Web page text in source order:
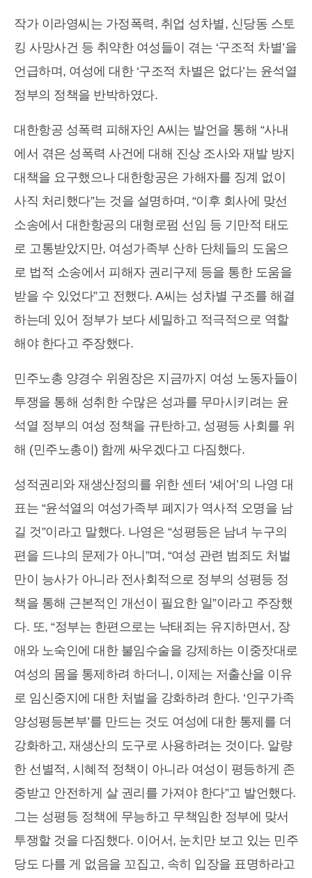
작가 이라영씨는 가정폭력, 취업 성차별, 신당동 스토
킹 사망사건 등 취약한 여성들이 겪는 ‘구조적 차별’을
언급하며, 여성에 대한 ‘구조적 차별은 없다’는 윤석열
정부의 정책을 반박하였다.
대한항공 성폭력 피해자인 A씨는 발언을 통해 “사내
에서 겪은 성폭력 사건에 대해 진상 조사와 재발 방지
대책을 요구했으나 대한항공은 가해자를 징계 없이
사직 처리했다”는 것을 설명하며, “이후 회사에 맞선
소송에서 대한항공의 대형로펌 선임 등 기만적 태도
로 고통받았지만, 여성가족부 산하 단체들의 도움으
로 법적 소송에서 피해자 권리구제 등을 통한 도움을
받을 수 있었다”고 전했다. A씨는 성차별 구조를 해결
하는데 있어 정부가 보다 세밀하고 적극적으로 역할
해야 한다고 주장했다.
민주노총 양경수 위원장은 지금까지 여성 노동자들이
투쟁을 통해 성취한 수많은 성과를 무마시키려는 윤
석열 정부의 여성 정책을 규탄하고, 성평등 사회를 위
해 (민주노총이) 함께 싸우겠다고 다짐했다.
성적권리와 재생산정의를 위한 센터 ‘셰어’의 나영 대
표는 “윤석열의 여성가족부 폐지가 역사적 오명을 남
길 것”이라고 말했다. 나영은 “성평등은 남녀 누구의
편을 드냐의 문제가 아니”며, “여성 관련 범죄도 처벌
만이 능사가 아니라 전사회적으로 정부의 성평등 정
책을 통해 근본적인 개선이 필요한 일”이라고 주장했
다. 또, “정부는 한편으로는 낙태죄는 유지하면서, 장
애와 노숙인에 대한 불임수술을 강제하는 이중잣대로
여성의 몸을 통제하려 하더니, 이제는 저출산을 이유
로 임신중지에 대한 처벌을 강화하려 한다. ‘인구가족
양성평등본부’를 만드는 것도 여성에 대한 통제를 더
강화하고, 재생산의 도구로 사용하려는 것이다. 알량
한 선별적, 시혜적 정책이 아니라 여성이 평등하게 존
중받고 안전하게 살 권리를 가져야 한다”고 발언했다.
그는 성평등 정책에 무능하고 무책임한 정부에 맞서
투쟁할 것을 다짐했다. 이어서, 눈치만 보고 있는 민주
당도 다를 게 없음을 꼬집고, 속히 입장을 표명하라고